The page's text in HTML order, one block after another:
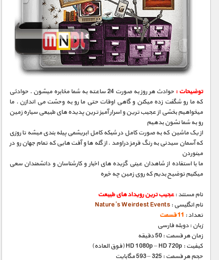
ماورایی
مسابقات / ورزشی
مستند های اختصاصی
توضیحات :
حوادث هر روز به صورت 24 ساعته به شما مخابره میشون . حوادثی
که ما رو شگفت زده میکنن و گاهی اوقات حتی ما رو به وحشت می اندازن . ما
میخواهیم بخشی از عجیب ترین و اسرار آمیز ترین پدیده های طبیعی سیاره زمین
رو به شما نشون بدهیم
از یک ماشین که به صورت کامل در شبکه کامل ابریشمی پیله بندی میشه تا روزی
که آسمان سیدنی به رنگ قرمز دراومد . از گله ها و آفت هایی که تمام جهان رو در
مینوردن
ما با استفاده از شاهدان عینی گزیده های اخبار و کارشناسان و دانشمندان سعی
میکنیم توضیح بدیم که روی زمین چه خبره
نام مستند :عجیب ترین رویداد های طبیعت
نام انگلیسی : Nature’s Weirdest Events
تعداد : 11 قسمت
زبان : دوبله فارسی
زمان هر قسمت : 50 دقیقه
کیفیت : HD 1080p – HD 720p (فوق العاده)
حجم هر قسمت : 325 – 593 مگابایت